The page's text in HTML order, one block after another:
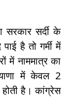
सरकार सर्दी के
है तो गर्मी में
में नाममात्र का
में केवल 2
होती है। कांग्रेस